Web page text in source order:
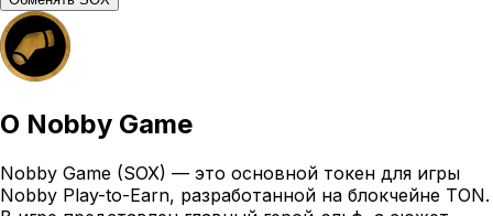
О Nobby Game
Nobby Game (SOX) — это основной токен для игры
Nobby Play-to-Earn, разработанной на блокчейне TON.